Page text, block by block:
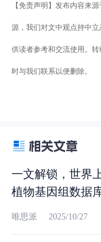
【免责声明】发布内容来
源，我们对文中观点持中
供读者参考和交流使用。
时与我们联系以便删除。
一文解锁，世界
植物基因组数
DeepPGDB！
唯思派 2025/10/27